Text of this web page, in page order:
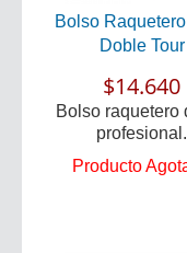
Bolso
Doble Tour
$14.640
Bolso raquetero
profesional.
Producto